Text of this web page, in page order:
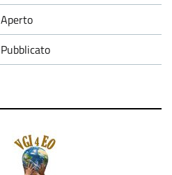
Aperto
Pubblicato